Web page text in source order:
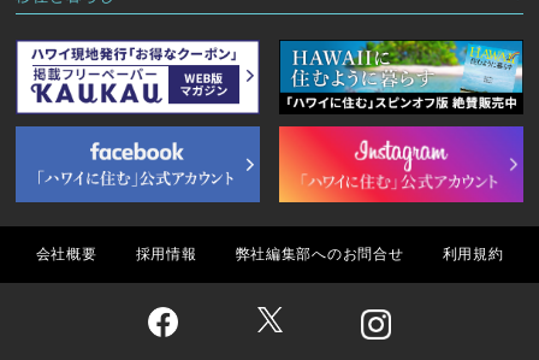
会社概要 採用情報 弊社編集部へのお問合せ 利用規約